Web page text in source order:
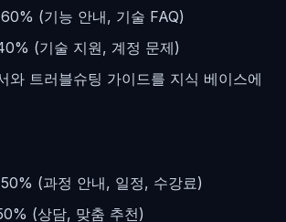
(기능 안내, 기술 FAQ)
(기술 지원, 계정 문제)
와 트러블슈팅 가이드를 지식 베이스에
(과정 안내, 일정, 수강료)
(상담, 맞춤 추천)